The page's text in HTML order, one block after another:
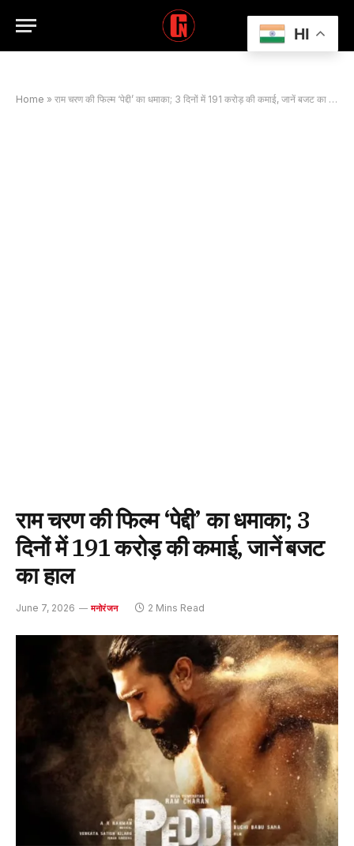
Home » राम चरण की फिल्म ‘पेद्दी’ का धमाका; 3 दिनों में 191 करोड़ की कमाई, जानें बजट का हाल
राम चरण की फिल्म ‘पेद्दी’ का धमाका; 3
दिनों में 191 करोड़ की कमाई, जानें बजट
का हाल
June 7, 2026 मनोरंजन 2 Mins Read
HI